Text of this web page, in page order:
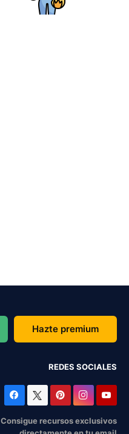
Hazte premium
REDES SOCIALES
Consigue recursos exclusivos